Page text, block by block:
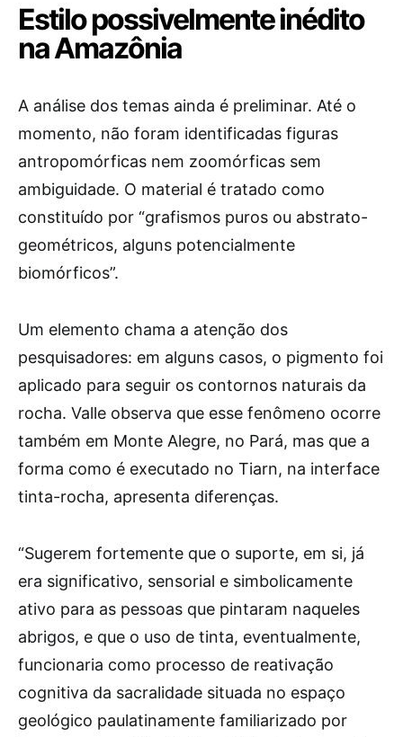
Estilo possivelmente inédito
na Amazônia
A análise dos temas ainda é preliminar. Até o
momento, não foram identificadas figuras
antropomórficas nem zoomórficas sem
ambiguidade. O material é tratado como
constituído por “grafismos puros ou abstrato-
geométricos, alguns potencialmente
biomórficos”.
Um elemento chama a atenção dos
pesquisadores: em alguns casos, o pigmento foi
aplicado para seguir os contornos naturais da
rocha. Valle observa que esse fenômeno ocorre
também em Monte Alegre, no Pará, mas que a
forma como é executado no Tiarn, na interface
tinta-rocha, apresenta diferenças.
“Sugerem fortemente que o suporte, em si, já
era significativo, sensorial e simbolicamente
ativo para as pessoas que pintaram naqueles
abrigos, e que o uso de tinta, eventualmente,
funcionaria como processo de reativação
cognitiva da sacralidade situada no espaço
geológico paulatinamente familiarizado por